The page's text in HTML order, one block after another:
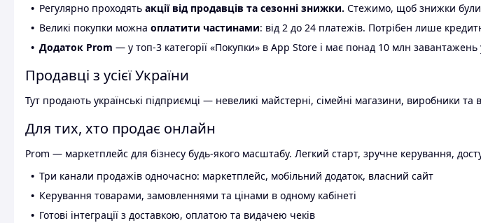
Регулярно проходять акції від продавців та сезонні знижки. Стежимо, щоб знижки були
Великі покупки можна оплатити частинами: від 2 до 24 платежів. Потрібен лише
Додаток Prom — у топ-3 категорії «Покупки» в App Store і має понад 10 млн
Продавці з усієї України
Тут продають українські підприємці — невеликі майстерні, сімейні магазини, виробники та
Для тих, хто продає онлайн
Prom — маркетплейс для бізнесу будь-якого масштабу. Легкий старт, зручне керування,
Три канали продажів одночасно: маркетплейс, мобільний додаток, власний сайт
Керування товарами, замовленнями та цінами в одному кабінеті
Готові інтеграції з доставкою, оплатою та видачею чеків